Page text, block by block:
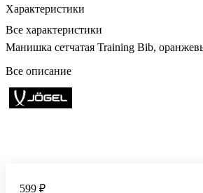
Характеристики
Все характеристики
Манишка
Все описание
599 ₽